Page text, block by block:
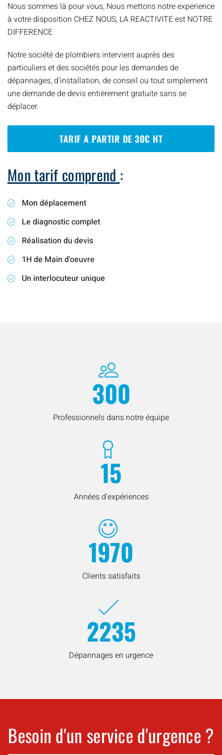
Nous sommes là pour vous, Nous mettons notre experience
à votre disposition CHEZ NOUS, LA REACTIVITE est NOTRE
DIFFERENCE
Notre société de plombiers intervient auprès des
particuliers et des sociétés pour les demandes de
dépannages, d’installation, de conseil ou tout simplement
une demande de devis entièrement gratuite sans se
déplacer.
TARIF A PARTIR DE 30€ HT
Mon tarif comprend :
Mon déplacement
Le diagnostic complet
Réalisation du devis
1H de Main d'oeuvre
Un interlocuteur unique
300
Professionnels dans notre équipe
15
Années d'expériences
1970
Clients satisfaits
2235
Dépannages en urgence
Besoin d'un service d'urgence ?